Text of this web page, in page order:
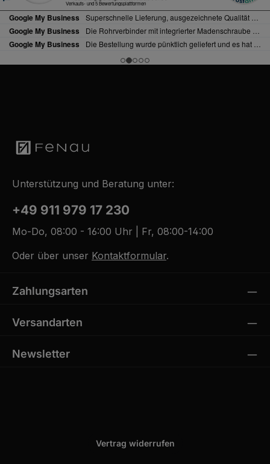
Unterstützung und Beratung unter:
+49 911 979 17 230
Mo-Do, 08:00 - 16:00 Uhr | Fr, 08:00-14:00
Oder über unser Kontaktformular.
Zahlungsarten
Versandarten
Newsletter
Vertrag widerrufen